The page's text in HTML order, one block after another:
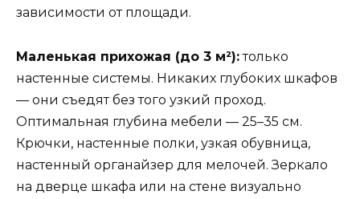
зависимости от площади.
Маленькая прихожая (до 3 м²):только
настенные системы. Никаких глубоких шкафов
— они съедят без того узкий проход.
Оптимальная глубина мебели — 25–35 см.
Крючки, настенные полки, узкая обувница,
настенный органайзер для мелочей. Зеркало
на дверце шкафа или на стене визуально